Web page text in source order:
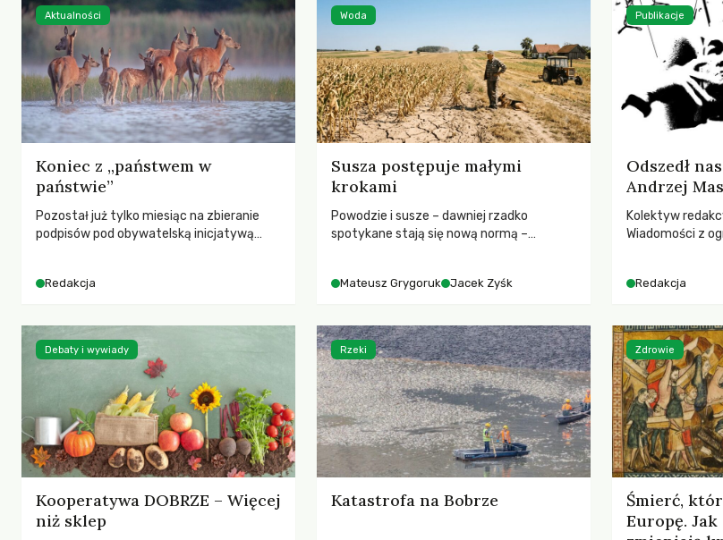
Koniec z „państwem w
państwie”
Pozostał już tylko miesiąc na zbieranie
podpisów pod obywatelską inicjatywą
pełną mobilizację, ponieważ projekt
rozwiązania dla przyrody i zwierząt,
radykalnie zmieniając dotychczasowy
paradygmat funkcjonowania łowiectwa w
Polsce.
Redakcja
Aktualności
Susza postępuje małymi
krokami
Powodzie i susze – dawniej rzadko
spotykane stają się nową normą –
SGGW.
Mateusz Grygoruk Jacek Zyśk
Woda
Odszedł
Andrzej
Kolektyw
Wiadomości z
kochanego
Redakcja
Publikacje
Kooperatywa DOBRZE – Więcej
niż sklep
Debaty i wywiady
Katastrofa na Bobrze
Rzeki
Śmierć,
Europę.
Zdrowie